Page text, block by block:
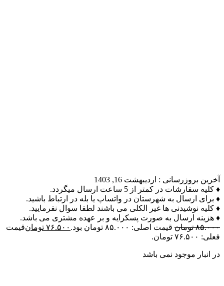
آخرین بروزرسانی : اردیبهشت 16, 1403
♦ کلیه سفارشات در کمتر از 5 ساعت ارسال میگردد.
♦ برای ارسال به شهرستان در واتساپ یا بله در ارتباط باشید.
♦ کلیه نوشیدنی ها غیر الکلی می باشند لطفا سوال نفرمایید.
♦ هزینه ارسال به صورت پسکرایه و بر عهده مشتری می باشد.
۸۵.۰۰۰ تومان قیمت اصلی: ۸۵.۰۰۰ تومان بود. ۷۶.۵۰۰ تومانقیمت
فعلی: ۷۶.۵۰۰ تومان.
در انبار موجود نمی باشد